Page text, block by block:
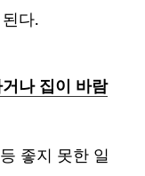
다.
나 집이 바람
좋지 못한 일